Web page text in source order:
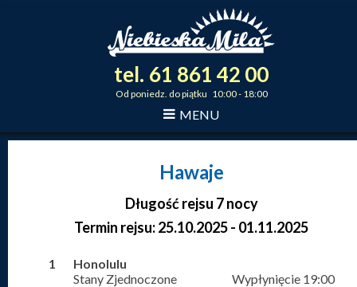
tel. 61 861 42 00
Od poniedz. do piątku 10:00 - 18:00
MENU
Hawaje
Długość rejsu 7 nocy
Termin rejsu: 25.10.2025 - 01.11.2025
1
Honolulu
Stany Zjednoczone
Wypłynięcie 19:00